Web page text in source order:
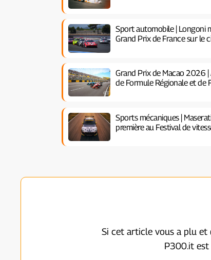
Sport automobile | Longoni
Grand Prix de France sur le
Grand Prix de Macao 2026
de Formule Régionale et de
Sports mécaniques |
première au Festival de
Si cet article vous a plu et
P300.it